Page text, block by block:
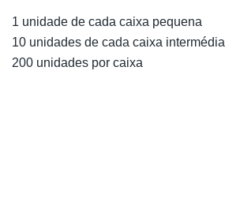
1 unidade de cada caixa pequena
10 unidades de cada caixa intermédia
200 unidades por caixa